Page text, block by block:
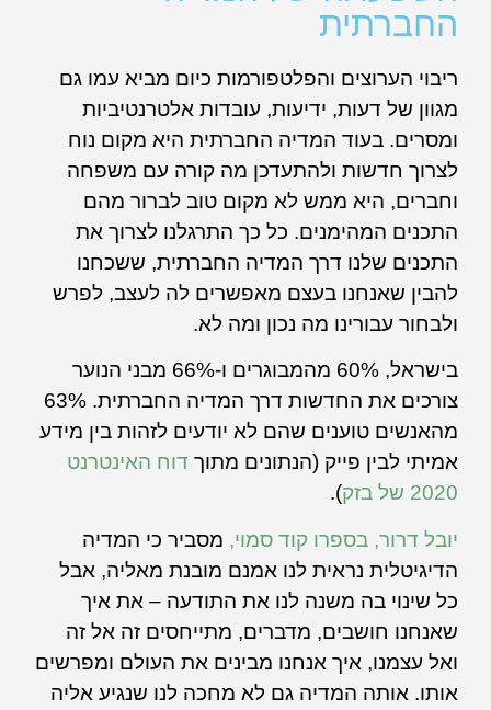
החברתית
ריבוי הערוצים והפלטפורמות כיום מביא עמו גם
מגוון של דעות, ידיעות, עובדות אלטרנטיביות
ומסרים. בעוד המדיה החברתית היא מקום נוח
לצרוך חדשות ולהתעדכן מה קורה עם משפחה
וחברים, היא ממש לא מקום טוב לברור מהם
התכנים המהימנים. כל כך התרגלנו לצרוך את
התכנים שלנו דרך המדיה החברתית, ששכחנו
להבין שאנחנו בעצם מאפשרים לה לעצב, לפרש
ולבחור עבורינו מה נכון ומה לא.
בישראל, 60% מהמבוגרים ו-66% מבני הנוער
צורכים את החדשות דרך המדיה החברתית. 63%
מהאנשים טוענים שהם לא יודעים לזהות בין מידע
אמיתי לבין פייק (הנתונים מתוך דוח האינטרנט
2020 של בזק
).
יובל דרור, בספרו קוד סמוי, מסביר כי המדיה
הדיגיטלית נראית לנו אמנם מובנת מאליה, אבל
כל שינוי בה משנה לנו את התודעה – את איך
שאנחנו חושבים, מדברים, מתייחסים זה אל זה
ואל עצמנו, איך אנחנו מבינים את העולם ומפרשים
אותו. אותה המדיה גם לא מחכה לנו שנגיע אליה